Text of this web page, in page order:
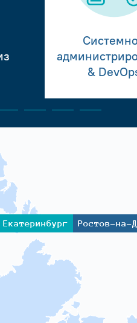
&
Екатеринбург Ростов-на-